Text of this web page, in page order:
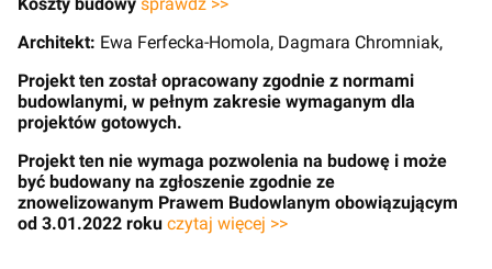
Architekt: Ewa Ferfecka-Homola, Dagmara Chromniak,
Projekt ten został opracowany zgodnie z normami
budowlanymi, w pełnym zakresie wymaganym dla
projektów gotowych.
Projekt ten nie wymaga pozwolenia na budowę i może
być budowany na zgłoszenie zgodnie ze
znowelizowanym Prawem Budowlanym obowiązującym
od 3.01.2022 roku czytaj więcej >>